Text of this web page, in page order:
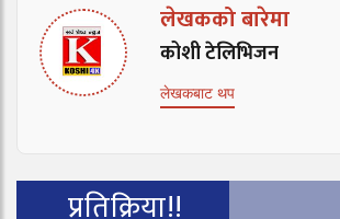
लेखकको बारेमा
कोशी टेलिभिजन
लेखकबाट थप
प्रतिक्रिया!!